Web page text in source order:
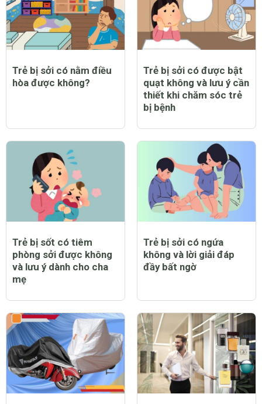
Trẻ bị sởi có nằm điều
hòa được không?
Trẻ bị sởi có được bật
quạt không và lưu ý cần
thiết khi chăm sóc trẻ
bị bệnh
Trẻ bị sốt có tiêm
phòng sởi được không
và lưu ý dành cho cha
mẹ
Trẻ bị sởi có ngứa
không và lời giải đáp
đầy bất ngờ